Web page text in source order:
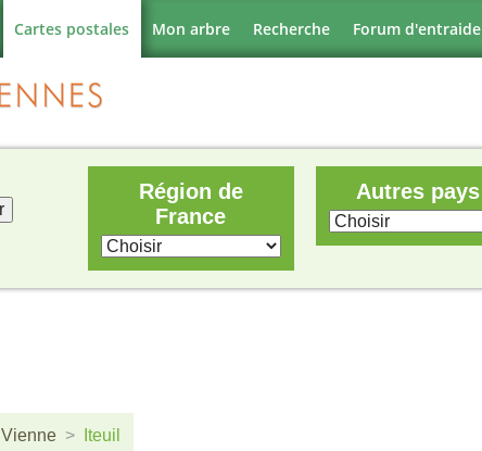
Cartes postales Mon arbre Recherche Forum d'entraide
Région de
France
Autres pays
Vienne Iteuil